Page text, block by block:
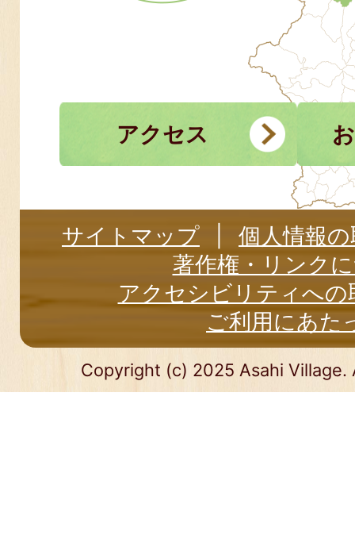
アクセス
サイトマップ
個人情報
著作権・リンク
アクセシビリティへの
ご利用にあた
Copyright (c) 2025 Asahi Village.